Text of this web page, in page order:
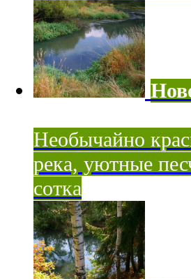
Необычайно
река, уютные
сотка